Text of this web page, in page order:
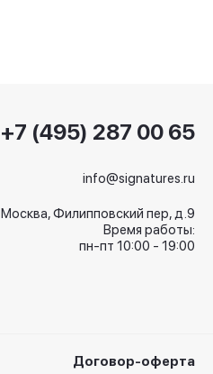
+7 (495) 287 00 65
info@signatures.ru
Москва, Филипповский пер, д.9
Время работы:
пн-пт 10:00 - 19:00
Договор-оферта